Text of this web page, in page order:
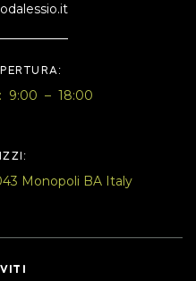
9:00 – 18:00
Monopoli BA Italy